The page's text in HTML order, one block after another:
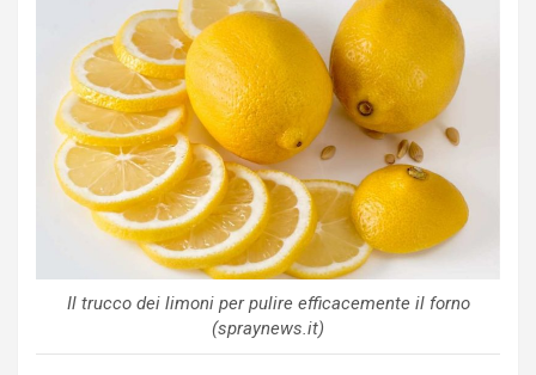
Il trucco dei limoni per pulire efficacemente il forno
(spraynews.it)